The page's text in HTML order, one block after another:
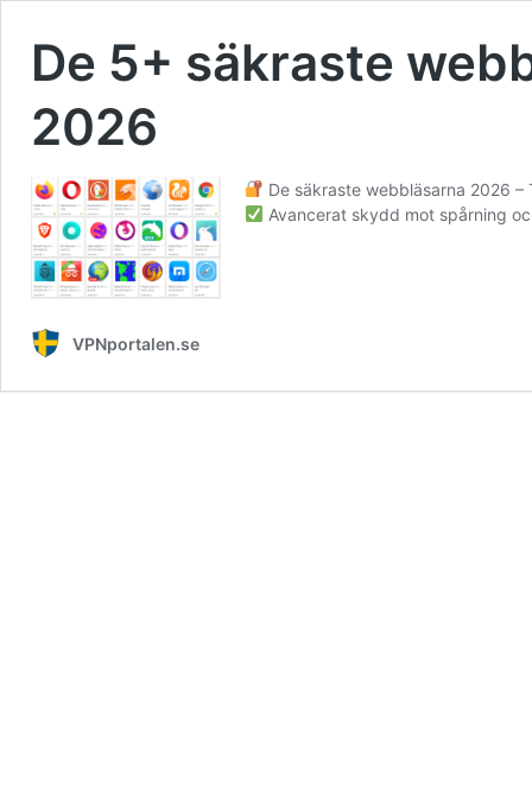
De 5+ säkraste
2026
De säkraste webbläsarna 2026
Avancerat skydd mot spårning
VPNportalen.se